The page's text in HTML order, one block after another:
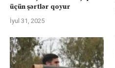
üçün şərtlər qoyur
İyul 31, 2025